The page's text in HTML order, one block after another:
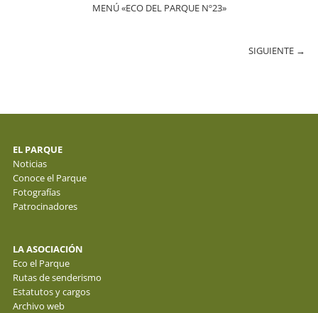
MENÚ «ECO DEL PARQUE Nº23»
SIGUIENTE →
EL PARQUE
Noticias
Conoce el Parque
Fotografías
Patrocinadores
LA ASOCIACIÓN
Eco el Parque
Rutas de senderismo
Estatutos y cargos
Archivo web